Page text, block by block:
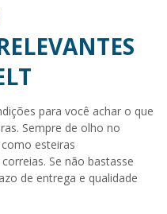
para você achar o que
Sempre de olho no
esteiras
Se não bastasse
de entrega e qualidade